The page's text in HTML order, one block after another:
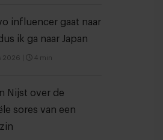
influencer gaat naar
ik ga naar Japan
2026 4 min
Nijst over de
sores van een